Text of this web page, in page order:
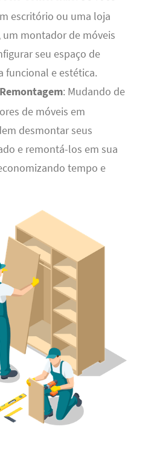
escritório ou uma loja
um montador de móveis
seu espaço de
funcional e estética.
: Mudando de
de móveis em
desmontar seus
e remontá-los em sua
tempo e